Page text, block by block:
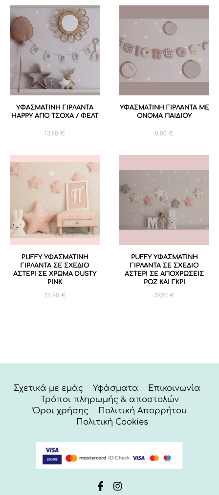
ΥΦΑΣΜΑΤΙΝΗ ΓΙΡΛΑΝΤΑ
HAPPY ΑΠΟ ΤΣΟΧΑ / ΦΕΛΤ
13,90 €
ΥΦΑΣΜΑΤΙΝΗ ΓΙΡΛΑΝΤΑ ΜΕ
ΟΝΟΜΑ ΠΑΙΔΙΟΥ
0,00 €
PUFFY ΥΦΑΣΜΑΤΙΝΗ
ΓΙΡΛΑΝΤΑ ΣΕ ΣΧΕΔΙΟ
ΑΣΤΕΡΙ ΣΕ ΧΡΩΜΑ DUSTY
PINK
24,90 €
PUFFY ΥΦΑΣΜΑΤΙΝΗ
ΓΙΡΛΑΝΤΑ ΣΕ ΣΧΕΔΙΟ
ΑΣΤΕΡΙ ΣΕ ΑΠΟΧΡΩΣΕΙΣ
ΡΟΖ ΚΑΙ ΓΚΡΙ
39,90 €
Σχετικά με εμάς Υφάσματα
Επικοινωνία
Τρόποι πληρωμής & αποστολών
Όροι χρήσης
Πολιτική Απορρήτου
Πολιτική Cookies